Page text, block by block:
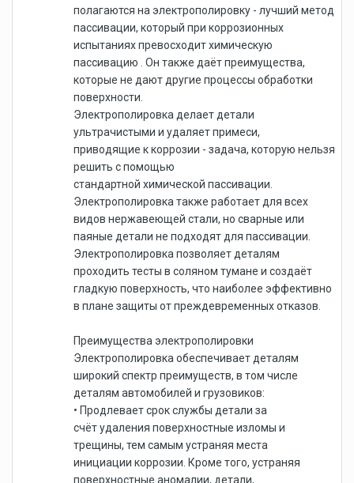
полагаются на электрополировку - лучший метод
пассивации, который при коррозионных
испытаниях превосходит химическую
пассивацию . Он также даёт преимущества,
которые не дают другие процессы обработки
поверхности.
Электрополировка делает детали
ультрачистыми и удаляет примеси,
приводящие к коррозии - задача, которую нельзя
решить с помощью
стандартной химической пассивации.
Электрополировка также работает для всех
видов нержавеющей стали, но сварные или
паяные детали не подходят для пассивации.
Электрополировка позволяет деталям
проходить тесты в соляном тумане и создаёт
гладкую поверхность, что наиболее эффективно
в плане защиты от преждевременных отказов.
Преимущества электрополировки
Электрополировка обеспечивает деталям
широкий спектр преимуществ, в том числе
деталям автомобилей и грузовиков:
• Продлевает срок службы детали за
счёт удаления поверхностные изломы и
трещины, тем самым устраняя места
инициации коррозии. Кроме того, устраняя
поверхностные аномалии, детали,